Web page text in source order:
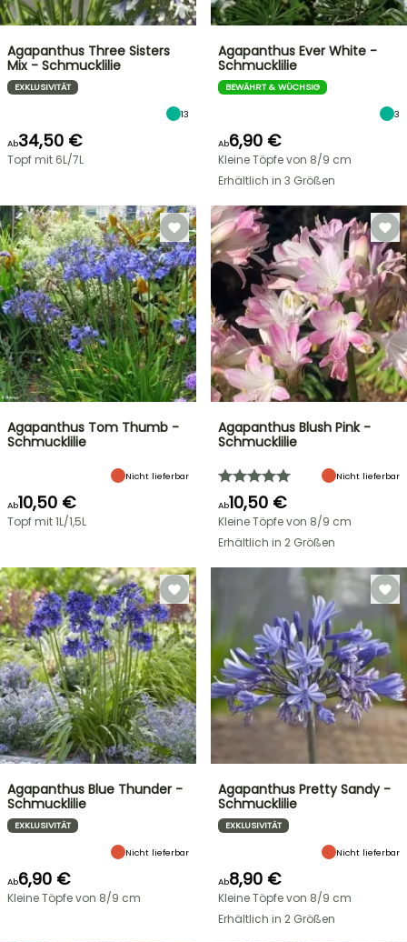
Agapanthus Three Sisters
Mix - Schmucklilie
EXKLUSIVITÄT
13
Ab34,50 €
Topf mit 6L/7L
Agapanthus Ever White -
Schmucklilie
BEWÄHRT & WÜCHSIG
3
Ab6,90 €
Kleine Töpfe von 8/9 cm
Erhältlich in 3 Größen
Agapanthus Tom Thumb -
Schmucklilie
Nicht lieferbar
Ab10,50 €
Topf mit 1L/1,5L
Agapanthus Blush Pink -
Schmucklilie
Nicht lieferbar
Ab10,50 €
Kleine Töpfe von 8/9 cm
Erhältlich in 2 Größen
Agapanthus Blue Thunder -
Schmucklilie
EXKLUSIVITÄT
Nicht lieferbar
Ab6,90 €
Kleine Töpfe von 8/9 cm
Agapanthus Pretty Sandy -
Schmucklilie
EXKLUSIVITÄT
Nicht lieferbar
Ab8,90 €
Kleine Töpfe von 8/9 cm
Erhältlich in 2 Größen